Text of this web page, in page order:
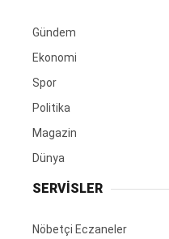
Gündem
Ekonomi
Spor
Politika
Magazin
Dünya
SERVİSLER
Nöbetçi Eczaneler